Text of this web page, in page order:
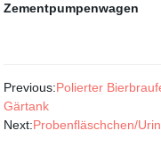
Zementpumpenwagen
Previous:Polierter
Gärtank
Next:Probenfläschchen/